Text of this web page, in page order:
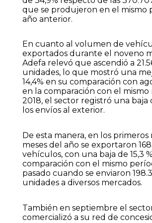
que se produjeron en el mismo
año anterior.
En cuanto al volumen de
exportados durante el noveno
Adefa relevó que ascendió a
unidades, lo que mostró una
14,4% en su comparación con
en la comparación con el mismo
2018, el sector registró una baja
los envíos al exterior.
De esta manera, en los primeros
meses del año se exportaron
vehículos, con una baja de 15,3
comparación con el mismo
pasado cuando se enviaron
unidades a diversos mercados.
También en septiembre el
comercializó a su red de